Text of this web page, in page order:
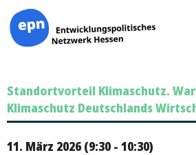
Inhalt
springen
Standortvorteil Klimaschutz.
Klimaschutz Deutschlands
11. März 2026 (9:30 - 10:30)